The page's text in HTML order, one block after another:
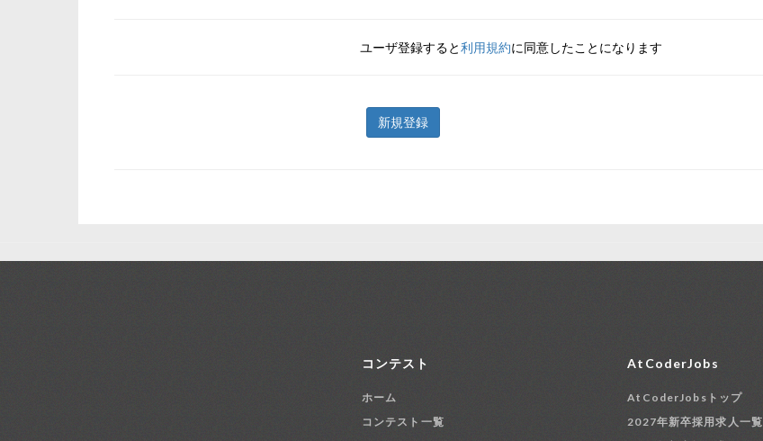
ユーザ登録すると利用規約に同意したことになります
新規登録
コンテスト
ホーム
コンテスト一覧
AtCoderJobs
AtCoderJobsトップ
2027年新卒採用求人一覧